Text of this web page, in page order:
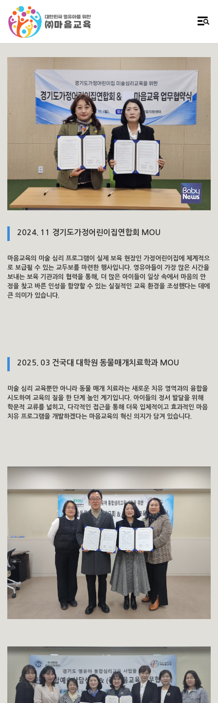
2024. 11 경기도가정어린이집연합회 MOU
마음교육의 미술 심리 프로그램이 실제 보육 현장인 가정어린이집에 체계적으
로 보급될 수 있는 교두보를 마련한 행사입니다. 영유아들이 가장 많은 시간을
보내는 보육 기관과의 협력을 통해, 더 많은 아이들이 일상 속에서 마음의 안
정을 찾고 바른 인성을 함양할 수 있는 실질적인 교육 환경을 조성했다는 데에
큰 의미가 있습니다.
2025. 03 건국대 대학원 동물매개치료학과 MOU
미술 심리 교육뿐만 아니라 동물 매개 치료라는 새로운 치유 영역과의 융합을
시도하여 교육의 질을 한 단계 높인 계기입니다. 아이들의 정서 발달을 위해
학문적 교류를 넓히고, 다각적인 접근을 통해 더욱 입체적이고 효과적인 마음
치유 프로그램을 개발하겠다는 마음교육의 혁신 의지가 담겨 있습니다.